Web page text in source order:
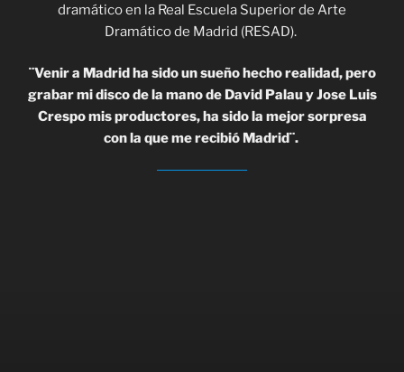
dramático en la Real Escuela Superior de Arte
Dramático de Madrid (RESAD).
¨Venir a Madrid ha sido un sueño hecho realidad, pero
grabar mi disco de la mano de David Palau y Jose Luis
Crespo mis productores, ha sido la mejor sorpresa
con la que me recibió Madrid¨.